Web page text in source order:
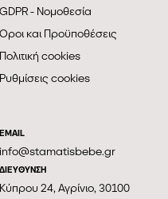
GDPR - Νομοθεσία
Όροι και Προϋποθέσεις
Πολιτική cookies
Ρυθμίσεις cookies
EMAIL
info@stamatisbebe.gr
ΔΙΕΥΘΥΝΣΗ
Κύπρου 24, Αγρίνιο, 30100